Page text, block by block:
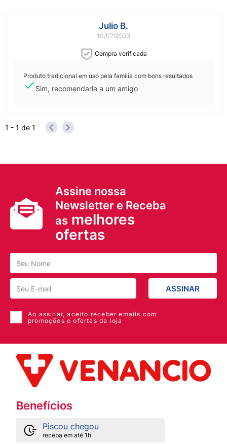
Julio B.
10/07/2023
Compra verificada
Produto tradicional em uso pela família com bons resultados
Sim, recomendaria a um amigo
1 - 1 de 1
Assine nossa
Newsletter e Receba
as melhores
ofertas
ASSINAR
Ao assinar, aceito receber emails com
promoções e ofertas da loja
Benefícios
Piscou chegou
receba em até 1h